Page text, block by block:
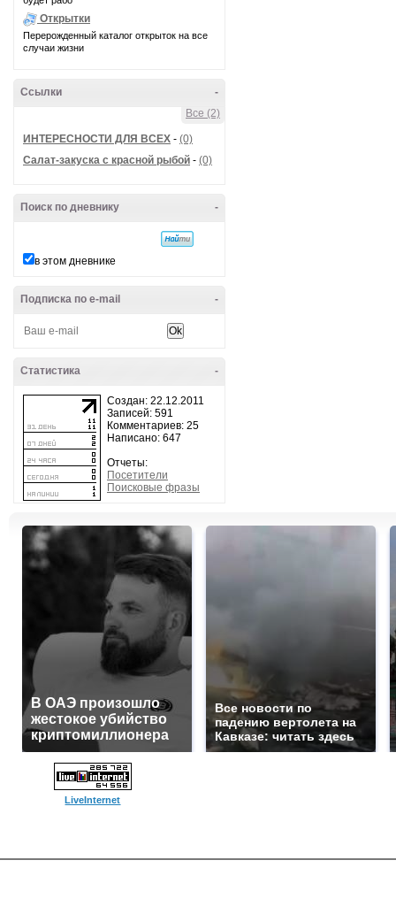
Открытки
Перерожденный каталог открыток на все
случаи жизни
-
Ссылки
Все (2)
ИНТЕРЕСНОСТИ ДЛЯ ВСЕХ - (0)
Салат-закуска с красной рыбой - (0)
-
Поиск по дневнику
в этом дневнике
-
Подписка по e-mail
-
Статистика
Создан: 22.12.2011
Записей: 591
Комментариев: 25
Написано: 647
Отчеты:
Посетители
Поисковые фразы
В ОАЭ произошло
жестокое убийство
криптомиллионера
Все новости по
падению вертолета на
Кавказе: читать здесь
LiveInternet